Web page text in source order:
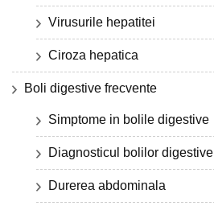
Virusurile hepatitei
Ciroza hepatica
Boli digestive frecvente
Simptome in bolile digestive
Diagnosticul bolilor digestive
Durerea abdominala